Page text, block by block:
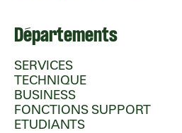
Départements
SERVICES
TECHNIQUE
BUSINESS
FONCTIONS SUPPORT
ETUDIANTS